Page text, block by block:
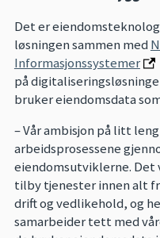
Det er
løsningen sammen med
Informasjonssystemer
på
bruker eiendomsdata
– Vår ambisjon på litt
arbeidsprosessene
eiendomsutviklerne. Det
tilby tjenester innen alt
drift og vedlikehold, og
samarbeider tett med